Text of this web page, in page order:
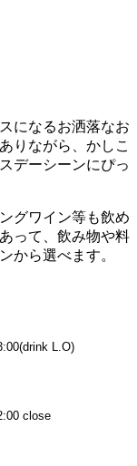
になるお洒落なお
りながら、かしこ
デーシーンにぴっ
グワイン等も飲め
って、飲み物や料
から選べます。
L.O)
close